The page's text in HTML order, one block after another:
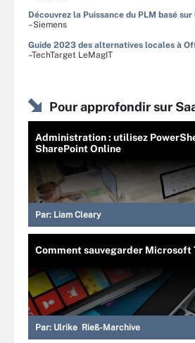
Découvrez la Puissance du PLM basé
–Siemens
Guide 2023 des alternatives locales à
–TechTarget LeMagIT
Pour approfondir sur
Administration : utilisez
SharePoint Online
Par: Liam Cleary
Comment sauvegarder Microsoft
Par: Ulrike Rieß-Marchive